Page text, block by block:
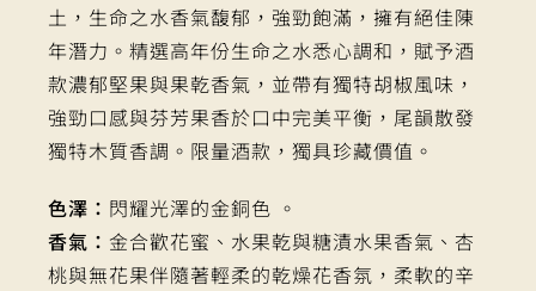
土，生命之水香氣馥郁，強勁飽滿，擁有絕佳陳
年潛力。精選高年份生命之水悉心調和，賦予酒
款濃郁堅果與果乾香氣，並帶有獨特胡椒風味，
強勁口感與芬芳果香於口中完美平衡，尾韻散發
獨特木質香調。限量酒款，獨具珍藏價值。
色澤： 閃耀光澤的金銅色 。
香氣： 金合歡花蜜、水果乾與糖漬水果香氣、杏
桃與無花果伴隨著輕柔的乾燥花香氛，柔軟的辛